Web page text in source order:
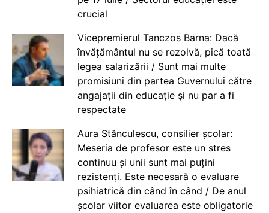
crucial
Vicepremierul Tanczos Barna: Dacă
învățământul nu se rezolvă, pică toată
legea salarizării / Sunt mai multe
promisiuni din partea Guvernului către
angajații din educație și nu par a fi
respectate
Aura Stănculescu, consilier școlar:
Meseria de profesor este un stres
continuu și unii sunt mai puțini
rezistenți. Este necesară o evaluare
psihiatrică din când în când / De anul
școlar viitor evaluarea este obligatorie